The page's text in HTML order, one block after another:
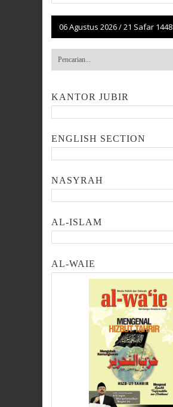
06 Agustus 2026/21 Safar 1448
KANTOR JUBIR
ENGLISH SECTION
NASYRAH
AL-ISLAM
AL-WAIE